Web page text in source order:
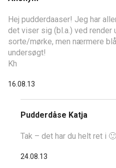
Hej pudderdaaser! Jeg har
det viser sig (bl.a.) ved render
sorte/mørke, men nærmere
undersøgt!
Kh
16.08.13
Pudderdåse Katja
Tak – det har du helt ret i 🙂
24.08.13